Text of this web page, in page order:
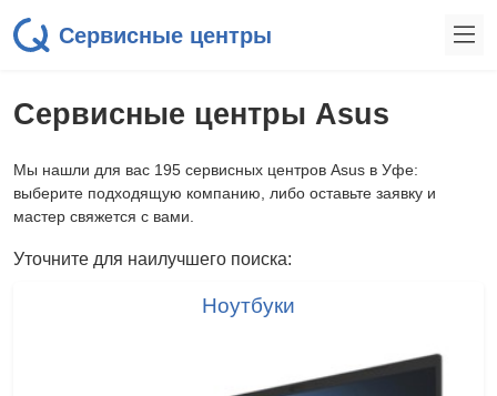
Сервисные центры
Сервисные центры Asus
Мы нашли для вас 195 сервисных центров Asus в Уфе:
выберите подходящую компанию, либо оставьте заявку и
мастер свяжется с вами.
Уточните для наилучшего поиска:
Ноутбуки